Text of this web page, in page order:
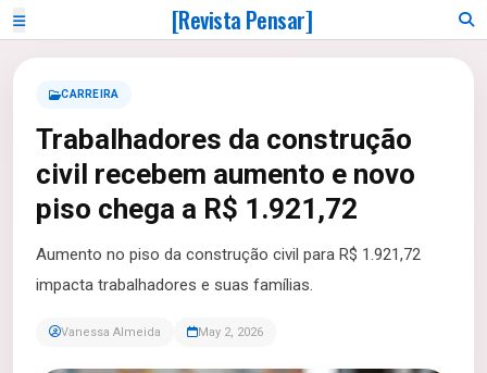
[Revista Pensar]
CARREIRA
Trabalhadores da construção
civil recebem aumento e novo
piso chega a R$ 1.921,72
Aumento no piso da construção civil para R$ 1.921,72
impacta trabalhadores e suas famílias.
Vanessa Almeida May 2, 2026